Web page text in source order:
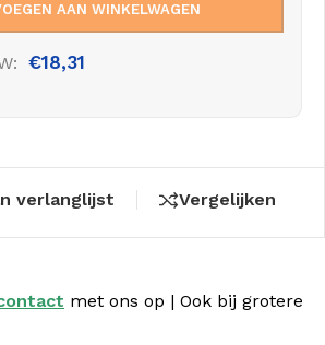
AAN WINKELWAGEN
€18,31
verlanglijst Vergelijken
met ons op | Ook bij grotere